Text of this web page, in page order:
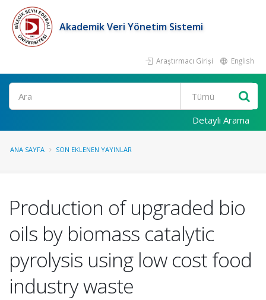
Akademik Veri Yönetim Sistemi
Araştırmacı Girişi English
Ara
Detaylı Arama
ANA SAYFA SON EKLENEN YAYINLAR
Production of upgraded bio
oils by biomass catalytic
pyrolysis using low cost food
industry waste